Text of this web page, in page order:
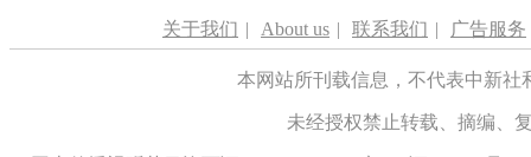
关于我们 | About us | 联系我们 | 广告服务
本网站所刊载信息，不代表中新
未经授权禁止转载、摘编、